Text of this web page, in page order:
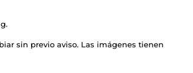
sin previo aviso. Las imágenes tienen